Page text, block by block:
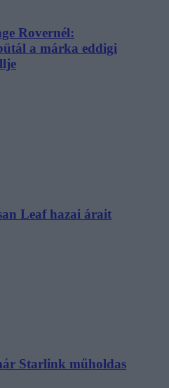
Rovernél:
a márka eddigi
Leaf hazai árait
Starlink műholdas